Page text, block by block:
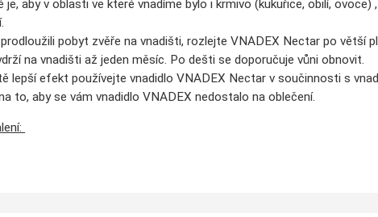
je, aby v oblasti ve které vnadíme bylo i krmivo (kukuřice, obilí,
pobyt zvěře na vnadišti, rozlejte VNADEX Nectar po větší
na vnadišti až jeden měsíc. Po dešti se doporučuje vůni obnovit.
lepší efekt používejte vnadidlo VNADEX Nectar v součinnosti s
to, aby se vám vnadidlo VNADEX nedostalo na oblečení.